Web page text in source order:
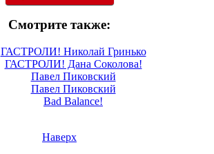
Смотрите также:
ГАСТРОЛИ! Николай Гринько
ГАСТРОЛИ! Дана Соколова!
Павел Пиковский
Павел Пиковский
Bad Balance!
Наверх